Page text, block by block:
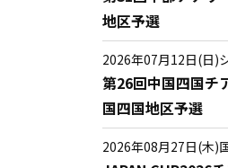
地区予選
2026年07月12日(日)
第26回中国四国チ
国四国地区予選
2026年08月27日(木)